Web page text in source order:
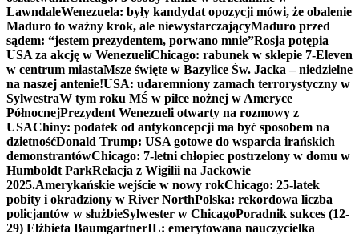
LawndaleWenezuela: były kandydat opozycji mówi, że obalenie
Maduro to ważny krok, ale niewystarczającyMaduro przed
sądem: “jestem prezydentem, porwano mnie”Rosja potępia
USA za akcję w WenezueliChicago: rabunek w sklepie 7-Eleven
w centrum miastaMsze święte w Bazylice Św. Jacka – niedzielne
na naszej antenie!USA: udaremniony zamach terrorystyczny w
SylwestraW tym roku MŚ w piłce nożnej w Ameryce
PółnocnejPrezydent Wenezueli otwarty na rozmowy z
USAChiny: podatek od antykoncepcji ma być sposobem na
dzietnośćDonald Trump: USA gotowe do wsparcia irańskich
demonstrantówChicago: 7-letni chłopiec postrzelony w domu w
Humboldt ParkRelacja z Wigilii na Jackowie
2025.Amerykańskie wejście w nowy rokChicago: 25-latek
pobity i okradziony w River NorthPolska: rekordowa liczba
policjantów w służbieSylwester w ChicagoPoradnik sukces (12-
29) Elżbieta BaumgartnerIL: emerytowana nauczycielka